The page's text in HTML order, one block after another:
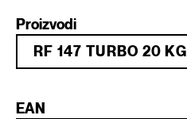
Proizvodi
RF 147 TURBO 20 KG
EAN